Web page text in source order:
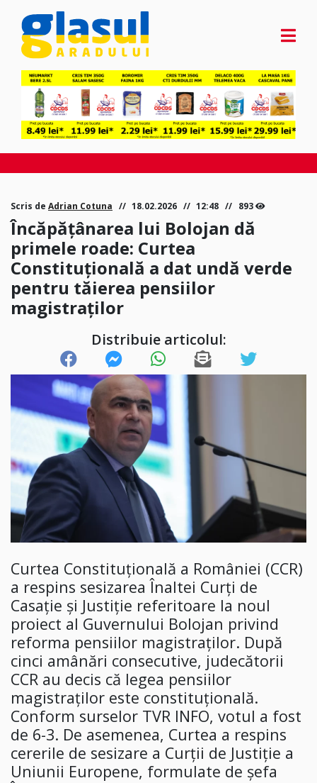
Scris de Adrian Cotuna 18.02.2026 12:48 893
Încăpățânarea lui Bolojan dă
primele roade: Curtea
Constituțională a dat undă verde
pentru tăierea pensiilor
magistraților
Distribuie articolul:
Curtea Constituţională a României (CCR)
a respins sesizarea Înaltei Curţi de
Casaţie şi Justiţie referitoare la noul
proiect al Guvernului Bolojan privind
reforma pensiilor magistraţilor. După
cinci amânări consecutive, judecătorii
CCR au decis că legea pensiilor
magistraților este constituțională.
Conform surselor TVR INFO, votul a fost
de 6-3. De asemenea, Curtea a respins
cererile de sesizare a Curții de Justiție a
Uniunii Europene, formulate de șefa